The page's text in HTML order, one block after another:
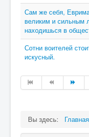
Сам же себя,
великим и сильным
находишься в
Сотни воителей
искусный.
Вы здесь: Главная